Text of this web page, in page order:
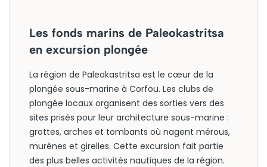
Les fonds marins de Paleokastritsa
en excursion plongée
La région de Paleokastritsa est le cœur de la
plongée sous-marine à Corfou. Les clubs de
plongée locaux organisent des sorties vers des
sites prisés pour leur architecture sous-marine :
grottes, arches et tombants où nagent mérous,
murènes et girelles. Cette excursion fait partie
des plus belles activités nautiques de la région.